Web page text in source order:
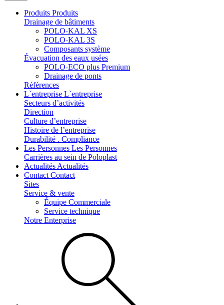
Produits Produits
Drainage de bâtiments
POLO-KAL XS
POLO-KAL 3S
Composants système
Évacuation des eaux usées
POLO-ECO plus Premium
Drainage de ponts
Références
L`entreprise L`entreprise
Secteurs d’activités
Direction
Culture d’entreprise
Histoire de l’entreprise
Durabilité . Compliance
Les Personnes Les Personnes
Carrières au sein de Poloplast
Actualités Actualités
Contact Contact
Sites
Service & vente
Équipe Commerciale
Service technique
Notre Enterprise